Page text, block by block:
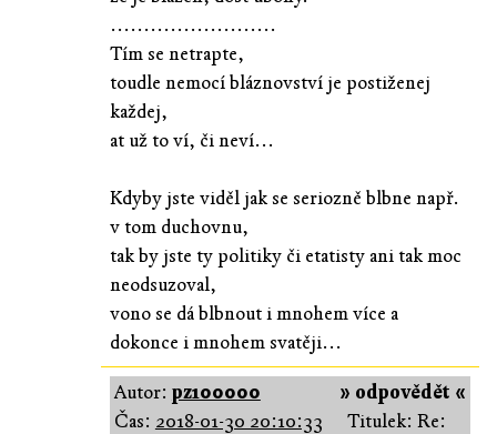
.........................
Tím se netrapte,
toudle nemocí bláznovství je postiženej
každej,
at už to ví, či neví...
Kdyby jste viděl jak se seriozně blbne např.
v tom duchovnu,
tak by jste ty politiky či etatisty ani tak moc
neodsuzoval,
vono se dá blbnout i mnohem více a
dokonce i mnohem svatěji...
» odpovědět «
Autor: pz100000
Čas: 2018-01-30 20:10:33
Titulek: Re: